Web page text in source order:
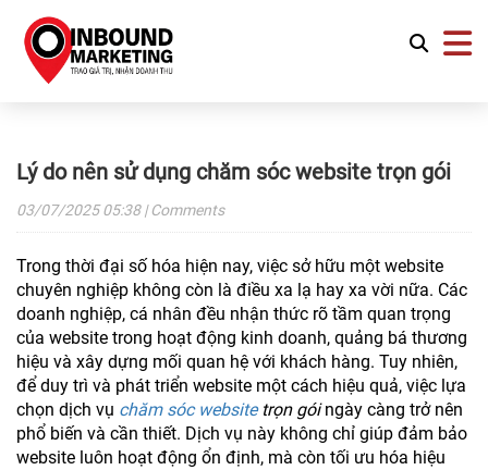
Lý do nên sử dụng chăm sóc website trọn gói
03/07/202505:38| Comments
Trong thời đại số hóa hiện nay, việc sở hữu một website
chuyên nghiệp không còn là điều xa lạ hay xa vời nữa. Các
doanh nghiệp, cá nhân đều nhận thức rõ tầm quan trọng
của website trong hoạt động kinh doanh, quảng bá thương
hiệu và xây dựng mối quan hệ với khách hàng. Tuy nhiên,
để duy trì và phát triển website một cách hiệu quả, việc lựa
chọn dịch vụ chăm sóc websitetrọn góingày càng trở nên
phổ biến và cần thiết. Dịch vụ này không chỉ giúp đảm bảo
website luôn hoạt động ổn định, mà còn tối ưu hóa hiệu